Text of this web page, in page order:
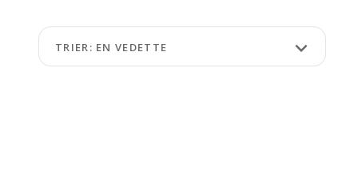
TRIER: EN VEDETTE keyboard_arrow_down